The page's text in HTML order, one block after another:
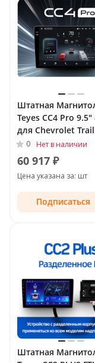
Штатная
Teyes CC4 Pro 9.5"
для Chevrolet
II Рестайлинг 2016
0 Нет в наличии
60 917 ₽
Цена указана за: шт
Подписаться
Штатная